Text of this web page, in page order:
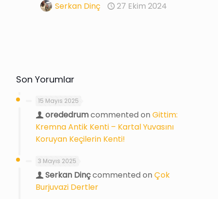
Serkan Dinç 27 Ekim 2024
Son Yorumlar
15 Mayıs 2025
orededrumcommented on Gittim:
Kremna Antik Kenti – Kartal Yuvasını
Koruyan Keçilerin Kenti!
3 Mayıs 2025
Serkan Dinçcommented on Çok
Burjuvazi Dertler